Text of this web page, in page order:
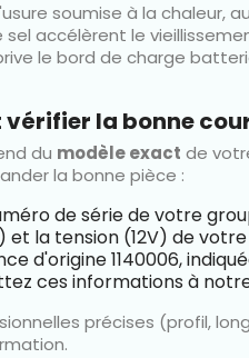
soumise à la chaleur,
accélèrent le
le bord de charge
la bonne
du modèle exact de
la bonne pièce :
de série de votre
et la tension (12V) de
d'origine 1140006,
ces informations à
précises (profil,